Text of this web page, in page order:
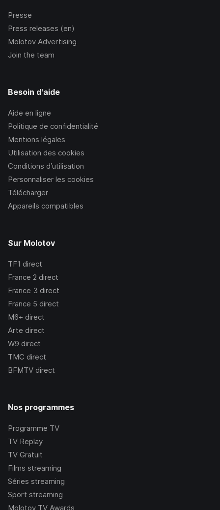
Presse
Press releases (en)
Molotov Advertising
Join the team
Besoin d'aide
Aide en ligne
Politique de confidentialité
Mentions légales
Utilisation des cookies
Conditions d’utilisation
Personnaliser les cookies
Télécharger
Appareils compatibles
Sur Molotov
TF1 direct
France 2 direct
France 3 direct
France 5 direct
M6+ direct
Arte direct
W9 direct
TMC direct
BFMTV direct
Nos programmes
Programme TV
TV Replay
TV Gratuit
Films streaming
Séries streaming
Sport streaming
Molotov TV Awards